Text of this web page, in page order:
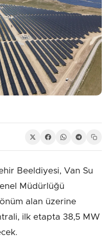
Beeldiyesi, Van Su
Müdürlüğü
alan üzerine
ilk etapta 38,5 MW